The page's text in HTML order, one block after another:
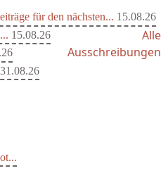
für den nächsten... 15.08.26
15.08.26
31.08.26
Alle
Ausschreibungen